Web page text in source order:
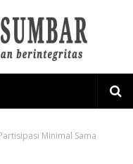
Minimal Sama